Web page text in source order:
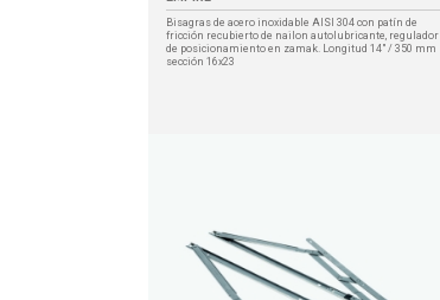
Bisagras de acero inoxidable AISI 304 con patín de
fricción recubierto de nailon autolubricante, regulador
de posicionamiento en zamak. Longitud 14" / 350 mm
sección 16x23